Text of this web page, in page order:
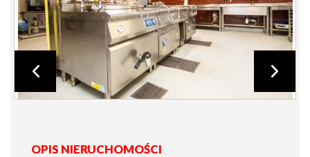
OPIS NIERUCHOMOŚCI